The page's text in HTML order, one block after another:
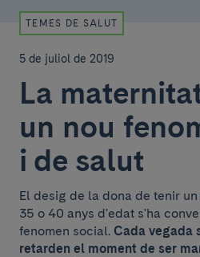
TEMES DE SALUT
5 de juliol de 2019
La
un nou
i de salut
El desig de la dona de tenir
35 o 40 anys d'edat s'ha
fenomen social. Cada vegada
retarden el moment de ser